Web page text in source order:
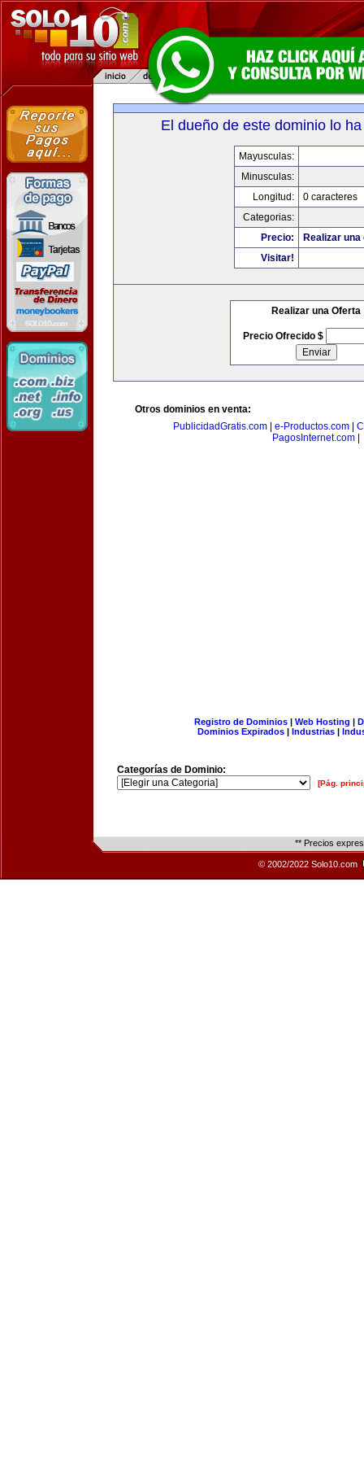
El dueño de este dominio lo
Mayusculas:
Minusculas:
Longitud:
0 caracteres
Categorias:
Precio:
Realizar
Visitar!
Realizar una Oferta
Precio Ofrecido $
Otros dominios en venta:
PublicidadGratis.com
e-Productos.com
PagosInternet.com
Registro de Dominios| Web Hosting |
Dominios Expirados | Industrias |
Categorías de Dominio:
[Pág.
** Precios
© 2002/2022 Solo10.com